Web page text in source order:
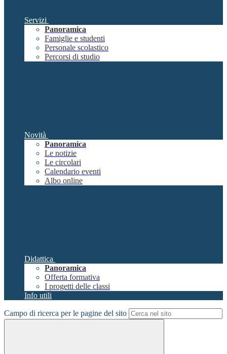
Servizi
Panoramica
Famiglie e studenti
Personale scolastico
Percorsi di studio
Novità
Panoramica
Le notizie
Le circolari
Calendario eventi
Albo online
Didattica
Panoramica
Offerta formativa
I progetti delle classi
Info utili
Campo di ricerca per le pagine del sito